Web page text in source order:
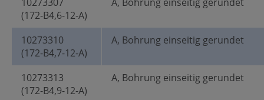
(172-B4,6-12-A)
10273310
(172-B4,7-12-A)
A, Bohrung einseitig gerundet
10273313
(172-B4,9-12-A)
A, Bohrung einseitig gerundet